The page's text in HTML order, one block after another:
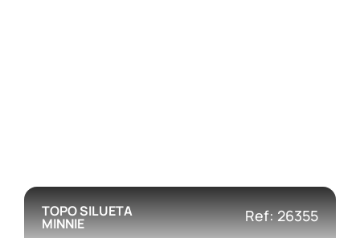
TOPO SILUETA
MINNIE Ref: 26355